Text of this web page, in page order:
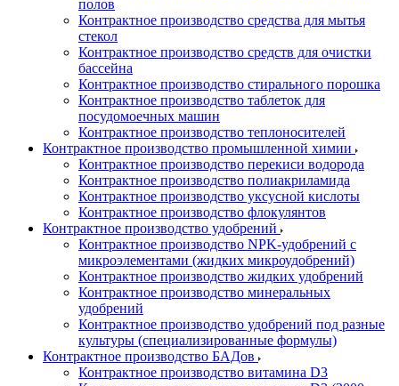
полов
Контрактное производство средства для мытья
стекол
Контрактное производство средств для очистки
бассейна
Контрактное производство стирального порошка
Контрактное производство таблеток для
посудомоечных машин
Контрактное производство теплоносителей
Контрактное производство промышленной химии
Контрактное производство перекиси водорода
Контрактное производство полиакриламида
Контрактное производство уксусной кислоты
Контрактное производство флокулянтов
Контрактное производство удобрений
Контрактное производство NPK-удобрений с
микроэлементами (жидких микроудобрений)
Контрактное производство жидких удобрений
Контрактное производство минеральных
удобрений
Контрактное производство удобрений под разные
культуры (специализированные формулы)
Контрактное производство БАДов
Контрактное производство витамина D3